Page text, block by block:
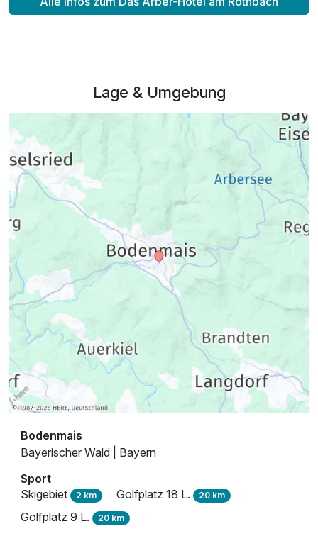
Lage & Umgebung
Bodenmais
Bayerischer Wald | Bayern
Sport
Skigebiet 2 km Golfplatz 18 L. 20 km
Golfplatz 9 L. 20 km